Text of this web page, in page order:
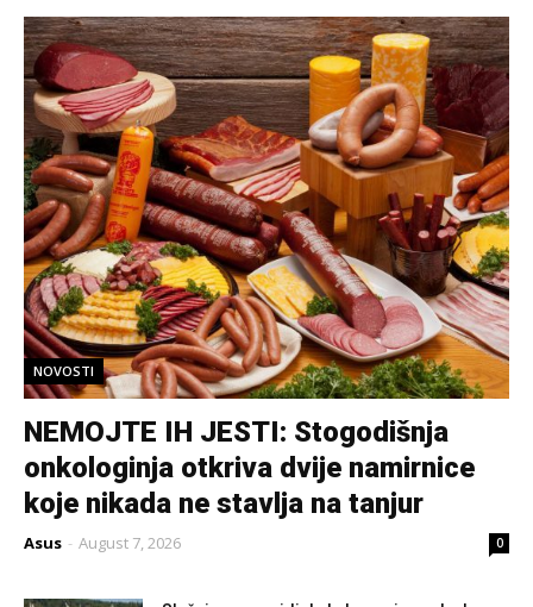
NOVOSTI
NEMOJTE IH JESTI: Stogodišnja
onkologinja otkriva dvije namirnice
koje nikada ne stavlja na tanjur
Asus - August 7, 2026 0